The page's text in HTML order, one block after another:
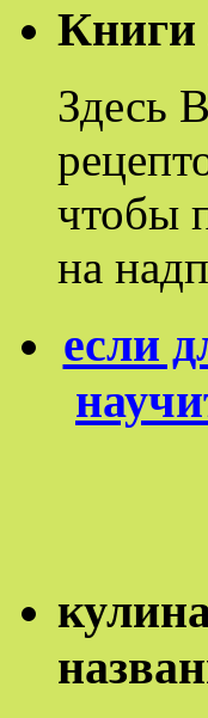
Книги
Здесь
чтобы
на
если